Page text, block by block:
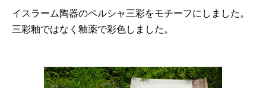
イスラーム陶器のペルシャ三彩をモチーフにしました。
三彩釉ではなく釉薬で彩色しました。